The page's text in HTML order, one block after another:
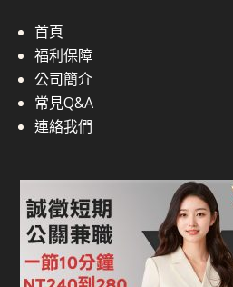
首頁
福利保障
公司簡介
常見Q&A
連絡我們